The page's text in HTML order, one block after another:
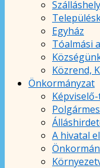
Egyház
Tóalmási
Közrend,
Önkormányzat
A hivatal